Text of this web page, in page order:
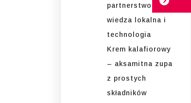
partnerstwo,
wiedza lokalna i
technologia
Krem kalafiorowy
– aksamitna zupa
z prostych
składników